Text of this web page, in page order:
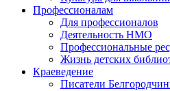
Профессионалам
Для профессионалов
Деятельность НМО
Профессиональные
Жизнь детских
Краеведение
Писатели